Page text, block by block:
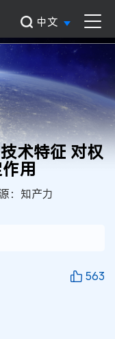
中文
术特征 对权
用
：知产力
563